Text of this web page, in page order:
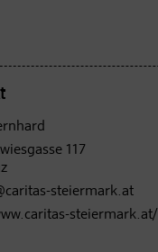
117
steiermark.at
steiermark.at/